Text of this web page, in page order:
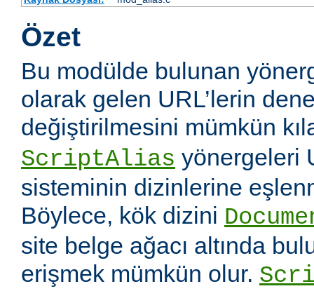
Özet
Bu modülde bulunan
olarak gelen URL’lerin
değiştirilmesini mümkün
ScriptAlias yönergeleri
sisteminin dizinlerine
Böylece, kök dizini
site belge ağacı altında
erişmek mümkün olur.